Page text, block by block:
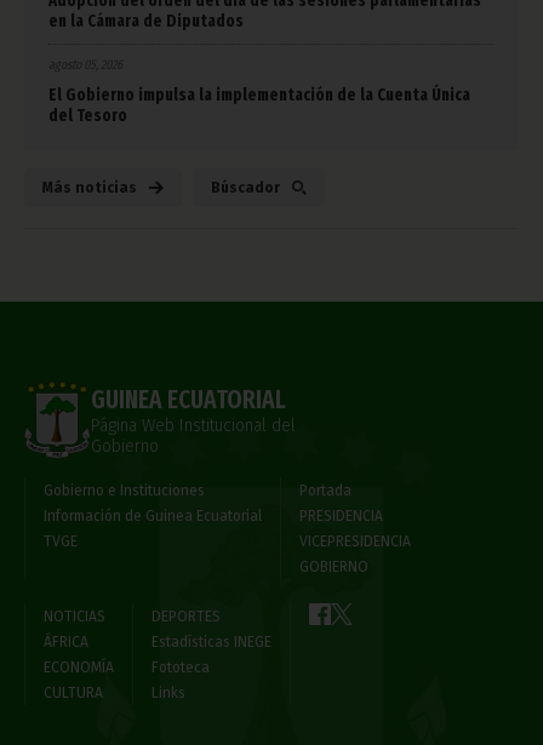
en la Cámara de Diputados
El Gobierno impulsa la implementación de la Cuenta Única
del Tesoro
Más noticias Búscador
GUINEA ECUATORIAL
Página Web Institucional del
Gobierno
Gobierno e Instituciones
Información de Guinea Ecuatorial
TVGE
Portada
PRESIDENCIA
VICEPRESIDENCIA
GOBIERNO
NOTICIAS
ÁFRICA
ECONOMÍA
CULTURA
DEPORTES
Estadísticas INEGE
Fototeca
Links